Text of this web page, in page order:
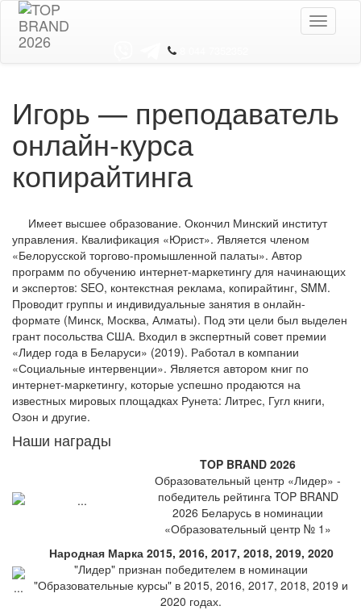
Toggle
Игорь — преподаватель
онлайн-курса
копирайтинга
Имеет высшее образование. Окончил Минский институт
управления. Квалификация «Юрист». Является членом
«Белорусской торгово-промышленной палаты». Автор
программ по обучению интернет-маркетингу для начинающих
и экспертов: SEO, контекстная реклама, копирайтинг, SMM.
Проводит группы и индивидуальные занятия в онлайн-
формате (Минск, Москва, Алматы). Под эти цели был выделен
грант посольства США. Входил в экспертный совет премии
«Лидер года в Беларуси» (2019). Работал в компании
«Социальные интервенции». Является автором книг по
интернет-маркетингу, которые успешно продаются на
известных мировых площадках Рунета: Литрес, Гугл книги,
Озон и другие.
Наши награды
TOP BRAND 2026
Образовательный центр «Лидер» -
победитель рейтинга TOP BRAND
2026 Беларусь в номинации
«Образовательный центр № 1»
Народная Марка 2015, 2016, 2017, 2018, 2019, 2020
"Лидер" признан победителем в номинации
"Образовательные курсы" в 2015, 2016, 2017, 2018, 2019 и
2020 годах.